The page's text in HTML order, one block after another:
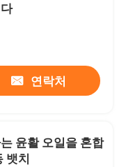
연락처
윤활 오일을 혼합
뱃치